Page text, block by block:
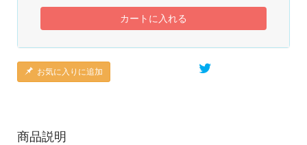
カートに入れる
お気に入りに追加
商品説明